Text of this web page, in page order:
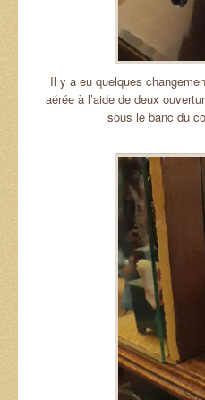
Il y a eu quelques
aérée à l’aide de deux
sous le banc du